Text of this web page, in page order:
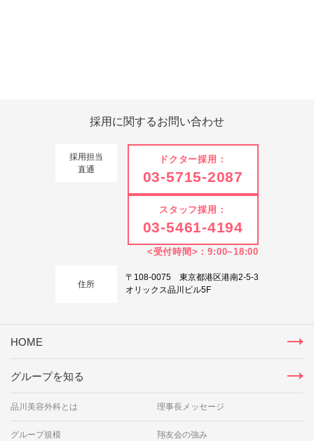
採用に関するお問い合わせ
採用担当
直通
ドクター採用：
03-5715-2087
スタッフ採用：
03-5461-4194
<受付時間>：9:00~18:00
住所
〒108-0075 東京都港区港南2-5-3
オリックス品川ビル5F
HOME
グループを知る
品川美容外科とは 理事長メッセージ
グループ規模 翔友会の強み